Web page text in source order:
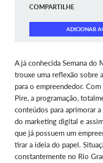
COMPARTILHE
ADICIONAR
A já conhecida Semana do
trouxe uma reflexão sobre
para o empreendedor.
Pire, a programação,
conteúdos para aprimorar
do marketing digital e
que já possuem um
tirar a ideia do papel.
constantemente no Rio